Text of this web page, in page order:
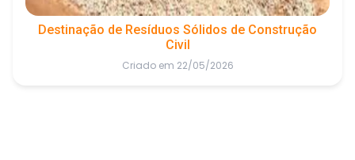
Destinação de Resíduos Sólidos de Construção
Civil
Criado em 22/05/2026